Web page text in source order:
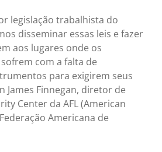
legislação trabalhista do
disseminar essas leis e fazer
aos lugares onde os
com a falta de
para exigirem seus
James Finnegan, diretor de
Center da AFL (American
Americana de